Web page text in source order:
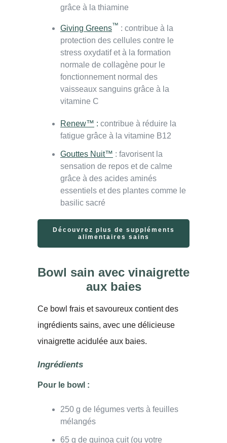
grâce à la thiamine
Giving Greens™ : contribue à la
protection des cellules contre le
stress oxydatif et à la formation
normale de collagène pour le
fonctionnement normal des
vaisseaux sanguins grâce à la
vitamine C
Renew™ : contribue à réduire la
fatigue grâce à la vitamine B12
Gouttes Nuit™ : favorisent la
sensation de repos et de calme
grâce à des acides aminés
essentiels et des plantes comme le
basilic sacré
Découvrez plus de suppléments
alimentaires sains
Bowl sain avec vinaigrette
aux baies
Ce bowl frais et savoureux contient des
ingrédients sains, avec une délicieuse
vinaigrette acidulée aux baies.
Ingrédients
Pour le bowl :
250 g de légumes verts à feuilles
mélangés
65 g de quinoa cuit (ou votre